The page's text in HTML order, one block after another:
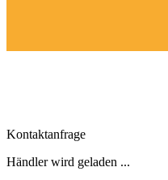
Kontaktanfrage
Händler wird geladen ...